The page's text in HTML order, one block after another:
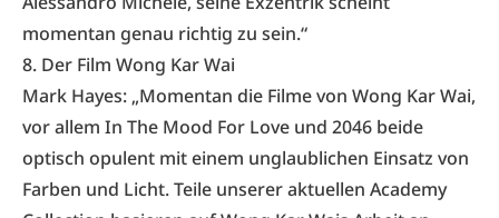
momentan genau richtig zu sein.“
8. Der Film Wong Kar Wai
Mark Hayes: „Momentan die Filme von Wong Kar Wai,
vor allem In The Mood For Love und 2046 beide
optisch opulent mit einem unglaublichen Einsatz von
Farben und Licht. Teile unserer aktuellen Academy